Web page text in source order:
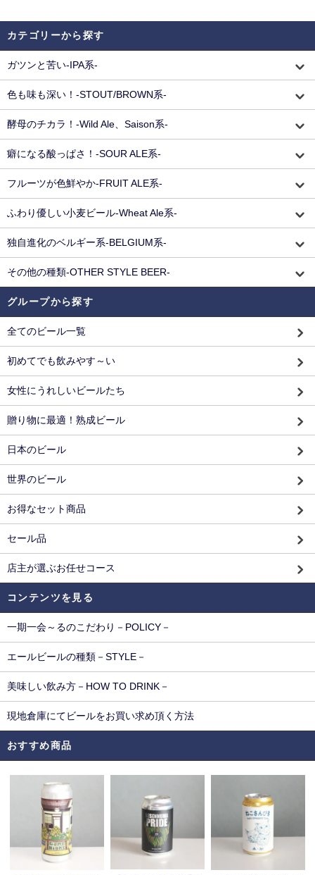
カテゴリーから探す
ガツンと苦い-IPA系-
色も味も深い！-STOUT/BROWN系-
酵母のチカラ！-Wild Ale、Saison系-
癖になる酸っぱさ！-SOUR ALE系-
フルーツが色鮮やか-FRUIT ALE系-
ふわり優しい小麦ビール-Wheat Ale系-
独自進化のベルギー系-BELGIUM系-
その他の種類-OTHER STYLE BEER-
グループから探す
全てのビール一覧
初めてでも飲みやす～い
女性にうれしいビールたち
贈り物に最適！熟成ビール
日本のビール
世界のビール
お得なセット商品
セール品
店主が選ぶお任せコース
コンテンツを見る
一期一会～るのこだわり－POLICY－
エールビールの種類－STYLE－
美味しい飲み方－HOW TO DRINK－
現地倉庫にてビールをお買い求め頂く方法
おすすめ商品